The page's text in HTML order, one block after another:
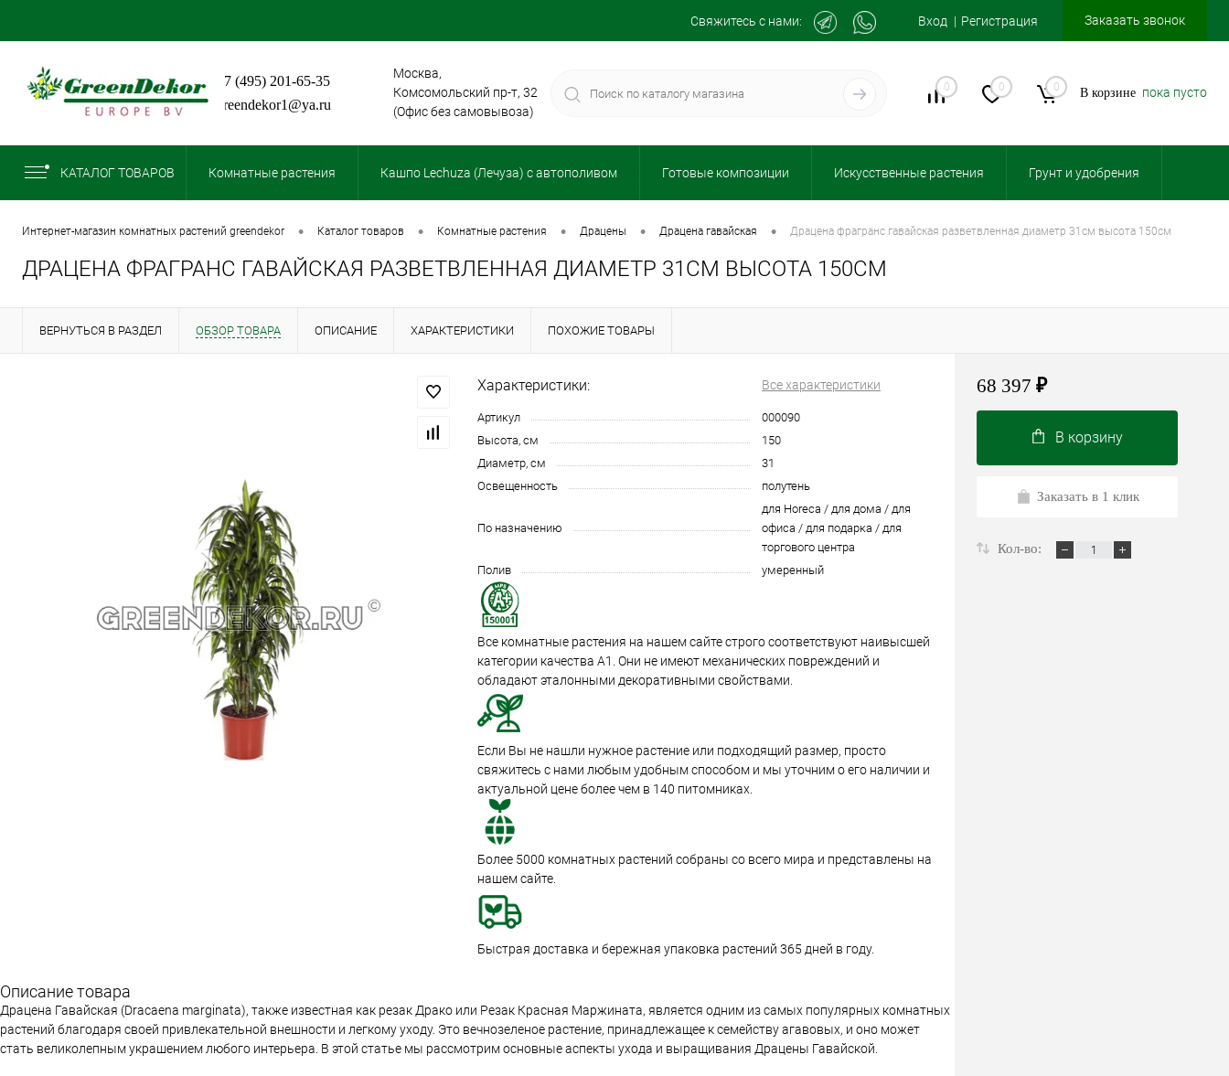
Свяжитесь с нами: Вход Регистрация Заказать звонок
+7 (495) 201-65-35
greendekor1@ya.ru
Москва,
Комсомольский пр-т, 32
(Офис без самовывоза)
0 0 0 В корзине пока пусто
КАТАЛОГ ТОВАРОВ Комнатные растения Кашпо Lechuza (Лечуза) с автополивом Готовые композиции Искусственные растения Грунт и удобрения
интернет-магазин комнатных растений greendekor • каталог товаров • комнатные растения • драцены • драцена гавайская • драцена фрагранс гавайская разветвленная диаметр 31см высота 150см
ДРАЦЕНА ФРАГРАНС ГАВАЙСКАЯ РАЗВЕТВЛЕННАЯ ДИАМЕТР 31СМ ВЫСОТА 150СМ
ВЕРНУТЬСЯ В РАЗДЕЛ ОБЗОР ТОВАРА ОПИСАНИЕ ХАРАКТЕРИСТИКИ ПОХОЖИЕ ТОВАРЫ
Характеристики: Все характеристики
Артикул
000090
Высота, см
150
Диаметр, см
31
Освещенность
полутень
По назначению
для Horeca / для дома / для
офиса / для подарка / для
торгового центра
Полив
умеренный
Все комнатные растения на нашем сайте строго соответствуют наивысшей
категории качества А1. Они не имеют механических повреждений и
обладают эталонными декоративными свойствами.
Если Вы не нашли нужное растение или подходящий размер, просто
свяжитесь с нами любым удобным способом и мы уточним о его наличии и
актуальной цене более чем в 140 питомниках.
Более 5000 комнатных растений собраны со всего мира и представлены на
нашем сайте.
Быстрая доставка и бережная упаковка растений 365 дней в году.
Описание товара
Драцена Гавайская (Dracaena marginata), также известная как резак Драко или Резак Красная Маржината, является одним из самых популярных комнатных
растений благодаря своей привлекательной внешности и легкому уходу. Это вечнозеленое растение, принадлежащее к семейству агавовых, и оно может
стать великолепным украшением любого интерьера. В этой статье мы рассмотрим основные аспекты ухода и выращивания Драцены Гавайской.
68 397 ₽
В корзину
Заказать в 1 клик
Кол-во: